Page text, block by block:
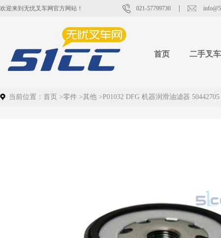
欢迎来到无忧叉车网官方网站！ 021-57799730
首页 二手叉车
当前位置： 首页 >零件 >其他 >P01032 DFG 机器润滑油滤器 50442705